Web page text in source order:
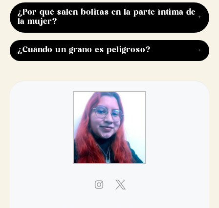
Los granos o grumos cercanos a la zona vulvar
pueden ser resultado de diversas causas, tales
como el afeitado y las infecciones. Afeitarse . Es
habitual que, si te afeitas el cabello púbico, te
aparezcan pelos encarnados (pelos que vuelven a
¿Por qué salen bolitas en la parte íntima de
la mujer?
Las bolitas en el área genital femenina pueden
originarse por diversas razones, entre las que se
para identificar el motivo y conseguir un
tratamiento apropiado.
¿Cuándo un grano es peligroso?
de lesión que podría señalar un problema más
serio, como el cáncer de piel. Por lo general, un
grano representa un peligro si se intensifica el
dolor, se inflama o se torna más rojo, si se
presentan marcas o franjas rojas en su entorno,
o si se experimenta dolor o incomodidad dentro